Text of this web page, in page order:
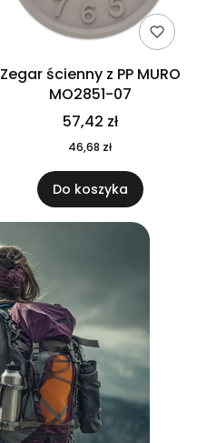
Zegar ścienny z PP MURO
MO2851-07
57,42 zł
46,68 zł
Do koszyka